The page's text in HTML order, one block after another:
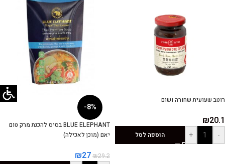
רוטב שעועית שחורה ושום
₪20.1
-
+ הוספה לסל
-8%
BLUE ELEPHANT בסיס להכנת מרק טום
יאם (מוכן לאכילה)
₪29.2
₪27